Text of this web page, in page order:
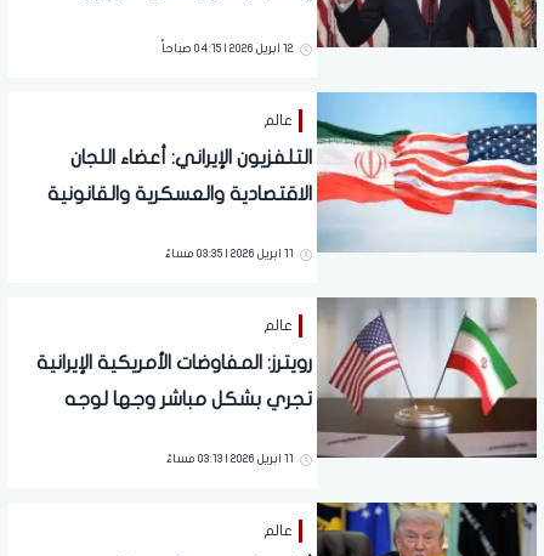
12 ابريل 2026 | 04:15 صباحاً
عالم
التلفزيون الإيراني: أعضاء اللجان
الاقتصادية والعسكرية والقانونية
آباد
11 ابريل 2026 | 03:35 مساءً
عالم
رويترز: المفاوضات الأمريكية الإيرانية
تجري بشكل مباشر وجها لوجه
11 ابريل 2026 | 03:13 مساءً
عالم